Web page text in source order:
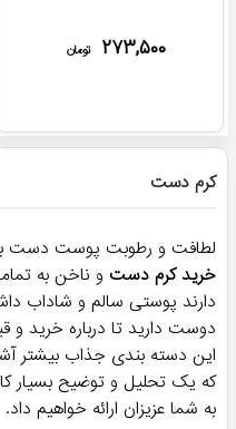
۲۷۳,۵۰۰ تومان
کرم دست
لطافت و رطوبت پوست دست
خرید کرم دست و ناخن به
دارند پوستی سالم و شاداب
دوست دارید تا درباره خرید
این دسته بندی جذاب بیشتر
که یک تحلیل و توضیح بسیار
به شما عزیزان ارائه خواهیم داد.